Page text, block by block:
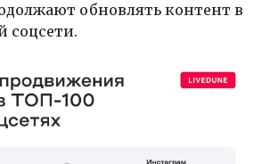
обновлять контент в
соцсети.